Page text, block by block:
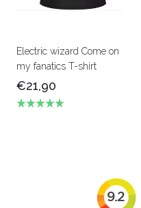
Electric wizard Come on
my fanatics T-shirt
€21,90